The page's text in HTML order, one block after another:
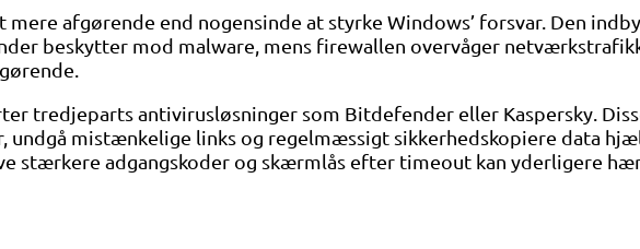
afgørende end nogensinde at styrke Windows’ forsvar. Den
beskytter mod malware, mens firewallen overvåger
tredjeparts antivirusløsninger som Bitdefender eller Kaspersky.
undgå mistænkelige links og regelmæssigt sikkerhedskopiere data
stærkere adgangskoder og skærmlås efter timeout kan yderligere